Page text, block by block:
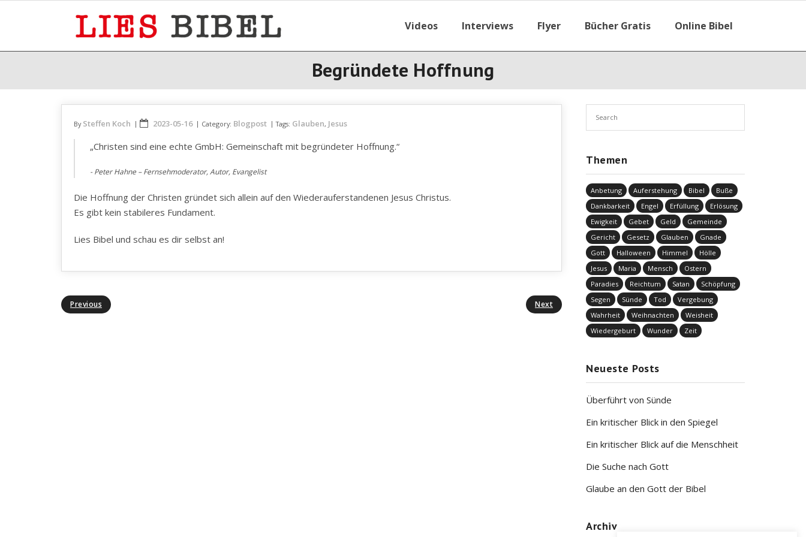
Videos Interviews Flyer Bücher Gratis Online Bibel
Begründete Hoffnung
By Steffen Koch 2023-05-16 Category: Blogpost Tags: Glauben, Jesus
„Christen sind eine echte GmbH: Gemeinschaft mit begründeter Hoffnung.“
Peter Hahne – Fernsehmoderator, Autor, Evangelist
Die Hoffnung der Christen gründet sich allein auf den Wiederauferstandenen Jesus Christus.
Es gibt kein stabileres Fundament.
Lies Bibel und schau es dir selbst an!
Previous Next
Themen
Anbetung Auferstehung Bibel
Buße
Dankbarkeit
Engel Erfüllung
Erlösung
Ewigkeit
Gebet Geld
Gemeinde
Gericht
Gesetz Glauben
Gnade
Gott
Halloween Himmel
Hölle
Jesus
Maria Mensch
Ostern
Paradies
Reichtum Satan
Schöpfung
Segen
Sünde Tod
Vergebung
Wahrheit
Weihnachten
Weisheit
Wiedergeburt
Wunder Zeit
Neueste Posts
Überführt von Sünde
Ein kritischer Blick in den Spiegel
Ein kritischer Blick auf die Menschheit
Die Suche nach Gott
Glaube an den Gott der Bibel
Archiv